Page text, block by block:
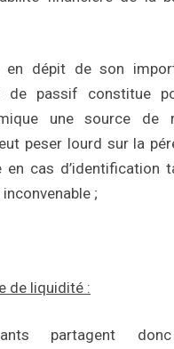
dépit de son
de passif constitue
une source de
peser lourd sur la
en cas d’identification
;
de liquidité :
partagent